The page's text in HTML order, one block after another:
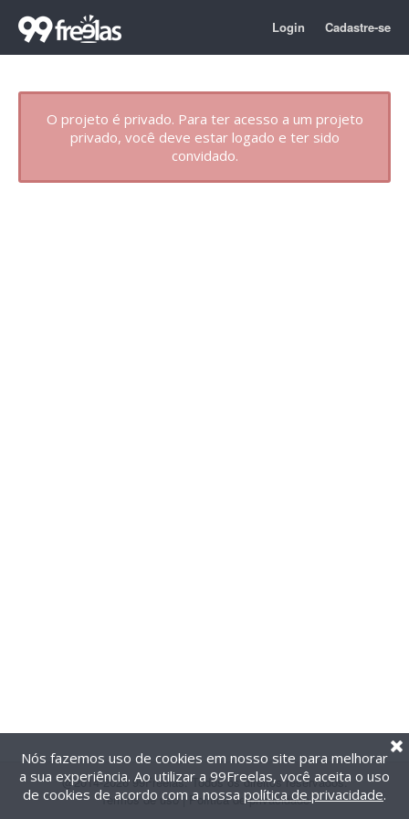
Login Cadastre-se
O projeto é privado. Para ter acesso a um projeto
privado, você deve estar logado e ter sido
convidado.
@2014-2026 99Freelas. Todos os direitos reservados.
Termos de uso| Política de privacidade
Nós fazemos uso de cookies em nosso site para melhorar
a sua experiência. Ao utilizar a 99Freelas, você aceita o uso
de cookies de acordo com a nossa política de privacidade.